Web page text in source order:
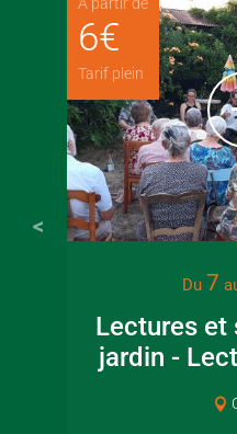
À partir de
6€
Tarif plein
Du 7
Lectures et
jardin -